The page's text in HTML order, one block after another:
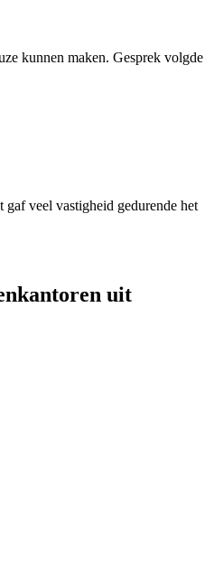
kunnen maken. Gesprek volgde
veel vastigheid gedurende het
uit